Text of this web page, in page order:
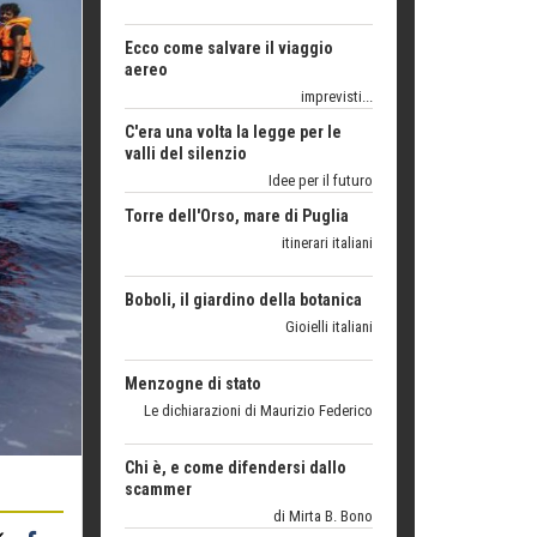
imprevisti...
C'era una volta la legge per le
Idee per il futuro
Torre dell'Orso, mare di Puglia
itinerari italiani
Boboli, il giardino della botanica
Menzogne di stato
Chi è, e come difendersi dallo
scammer
di Mirta B. Bono
Mio nonno, salvato dai russi
Storie...di storia